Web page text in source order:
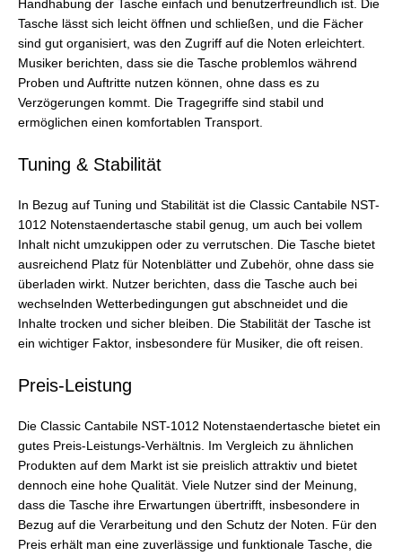
Handhabung der Tasche einfach und benutzerfreundlich ist. Die
Tasche lässt sich leicht öffnen und schließen, und die Fächer
sind gut organisiert, was den Zugriff auf die Noten erleichtert.
Musiker berichten, dass sie die Tasche problemlos während
Proben und Auftritte nutzen können, ohne dass es zu
Verzögerungen kommt. Die Tragegriffe sind stabil und
ermöglichen einen komfortablen Transport.
Tuning & Stabilität
In Bezug auf Tuning und Stabilität ist die Classic Cantabile NST-
1012 Notenstaendertasche stabil genug, um auch bei vollem
Inhalt nicht umzukippen oder zu verrutschen. Die Tasche bietet
ausreichend Platz für Notenblätter und Zubehör, ohne dass sie
überladen wirkt. Nutzer berichten, dass die Tasche auch bei
wechselnden Wetterbedingungen gut abschneidet und die
Inhalte trocken und sicher bleiben. Die Stabilität der Tasche ist
ein wichtiger Faktor, insbesondere für Musiker, die oft reisen.
Preis-Leistung
Die Classic Cantabile NST-1012 Notenstaendertasche bietet ein
gutes Preis-Leistungs-Verhältnis. Im Vergleich zu ähnlichen
Produkten auf dem Markt ist sie preislich attraktiv und bietet
dennoch eine hohe Qualität. Viele Nutzer sind der Meinung,
dass die Tasche ihre Erwartungen übertrifft, insbesondere in
Bezug auf die Verarbeitung und den Schutz der Noten. Für den
Preis erhält man eine zuverlässige und funktionale Tasche, die